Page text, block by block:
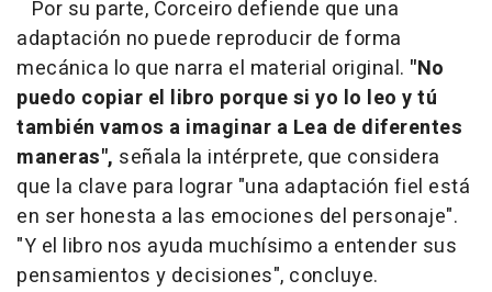
Por su parte, Corceiro defiende que una
adaptación no puede reproducir de forma
mecánica lo que narra el material original. "No
puedo copiar el libro porque si yo lo leo y tú
también vamos a imaginar a Lea de diferentes
maneras", señala la intérprete, que considera
que la clave para lograr "una adaptación fiel está
en ser honesta a las emociones del personaje".
"Y el libro nos ayuda muchísimo a entender sus
pensamientos y decisiones", concluye.